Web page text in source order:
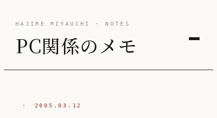
HAJIME MIYAUCHI · NOTES
PC関係のメモ
· 2005.03.12